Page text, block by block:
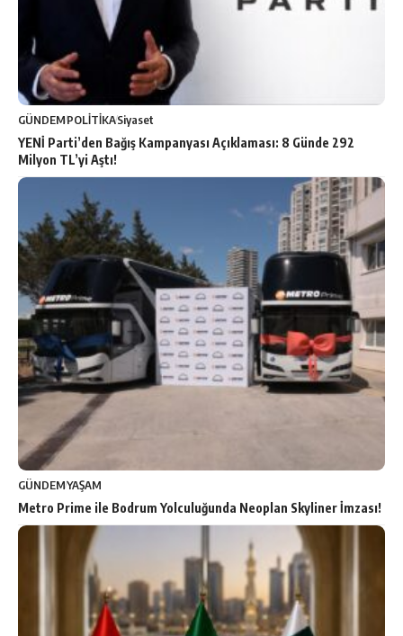
GÜNDEMPOLİTİKASiyaset
YENİ Parti’den Bağış Kampanyası Açıklaması: 8 Günde 292
Milyon TL’yi Aştı!
GÜNDEMYAŞAM
Metro Prime ile Bodrum Yolculuğunda Neoplan Skyliner İmzası!